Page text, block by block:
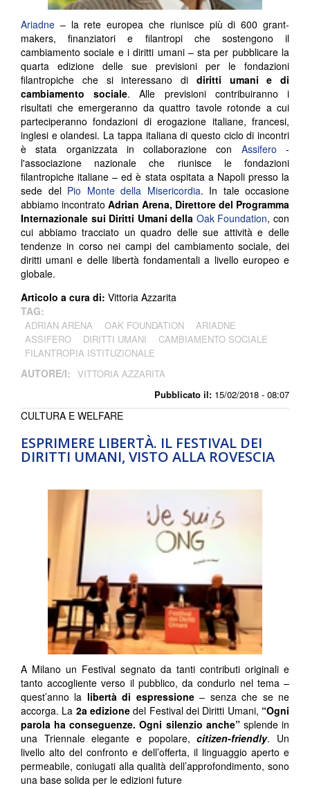
Pubblicato il: 15/02/2018 - 08:07
Ariadne – la rete europea che riunisce più di 600 grant-
makers, finanziatori e filantropi che sostengono il
cambiamento sociale e i diritti umani – sta per pubblicare la
quarta edizione delle sue previsioni per le fondazioni
filantropiche che si interessano di diritti umani e di
cambiamento sociale. Alle previsioni contribuiranno i
risultati che emergeranno da quattro tavole rotonde a cui
parteciperanno fondazioni di erogazione italiane, francesi,
inglesi e olandesi. La tappa italiana di questo ciclo di incontri
è stata organizzata in collaborazione con Assifero-
l'associazione nazionale che riunisce le fondazioni
filantropiche italiane – ed è stata ospitata a Napoli presso la
sede del Pio Monte della Misericordia. In tale occasione
abbiamo incontrato Adrian Arena, Direttore del Programma
Internazionale sui Diritti Umani della Oak Foundation, con
cui abbiamo tracciato un quadro delle sue attività e delle
tendenze in corso nei campi del cambiamento sociale, dei
diritti umani e delle libertà fondamentali a livello europeo e
globale.
Articolo a cura di: Vittoria Azzarita
TAG:
ADRIAN ARENA OAK FOUNDATION
ARIADNE
ASSIFERO
DIRITTI UMANI
CAMBIAMENTO SOCIALE
FILANTROPIA ISTITUZIONALE
AUTORE/I: VITTORIA AZZARITA
ESPRIMERE LIBERTÀ. IL FESTIVAL DEI
DIRITTI UMANI, VISTO ALLA ROVESCIA
CULTURA E WELFARE
A Milano un Festival segnato da tanti contributi originali e
tanto accogliente verso il pubblico, da condurlo nel tema –
quest’anno la libertà di espressione– senza che se ne
accorga. La 2aedizione del Festival dei Diritti Umani, “Ogni
parola ha conseguenze. Ogni silenzio anche”splende in
una Triennale elegante e popolare,citizen-friendly. Un
livello alto del confronto e dell’offerta, il linguaggio aperto e
permeabile, coniugati alla qualità dell’approfondimento, sono
una base solida per le edizioni future